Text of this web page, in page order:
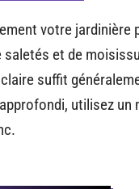
votre jardinière
saletés et de
claire suffit
utilisez un